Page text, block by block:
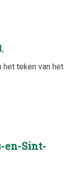
het teken van het
en-Sint-